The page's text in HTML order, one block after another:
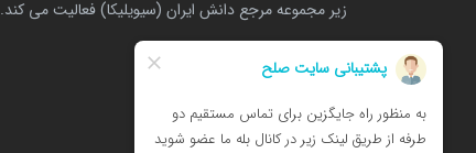
زیر مجموعه مرجع دانش ایران (سیویلیکا) فعالیت می کند.